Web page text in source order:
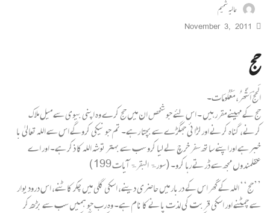
عالیہ شمیم
November 3, 2011
حج
الَحجّ اَشًھرُ، مَعُلُومَات۔
حج کے مہینے مقرر ہیں ۔ اس لئے جو شخص ان میں حج کرے وہ اپنی بیوی سے میل ملاک
کرنے، گناہ کرنے اور لڑائی جھگڑے سے بچتا رہے۔ تم جو نیکی کروگے اس سے اللہ تعالیٰ با
خبر ہے اوراپنے ساتھ سفر خرچ لے لیا کرو سب سے بہتر توشہ اللہ کا ذکر ہے۔ اور اے
عقلمندوں مجھ سے ڈرتے رہا کرو۔ (سورۃ البقرۃ آیات 199 )
’’حج‘‘ اللہ کے گھر اس کے دربار میں حاضری دینے، اسکی گلی میں چکر کاٹنے، اس درودیوار
سے چمٹنے اور اسکی قربت کی لذت پانے کا نام ہے۔ وہ رب جو ہمیں سب سے بڑھ کر